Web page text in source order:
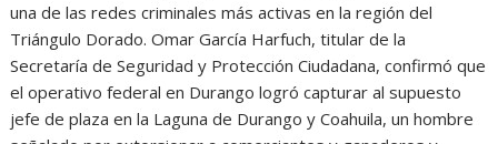
una de las redes criminales más activas en la región del
Triángulo Dorado. Omar García Harfuch, titular de la
Secretaría de Seguridad y Protección Ciudadana, confirmó que
el operativo federal en Durango logró capturar al supuesto
jefe de plaza en la Laguna de Durango y Coahuila, un hombre